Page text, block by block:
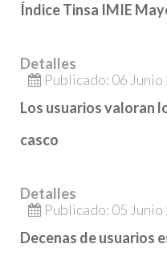
Índice Tinsa IMIE
Detalles
Publicado: 06 Junio
Los usuarios valoran
casco
Detalles
Publicado: 05 Junio
Decenas de usuarios